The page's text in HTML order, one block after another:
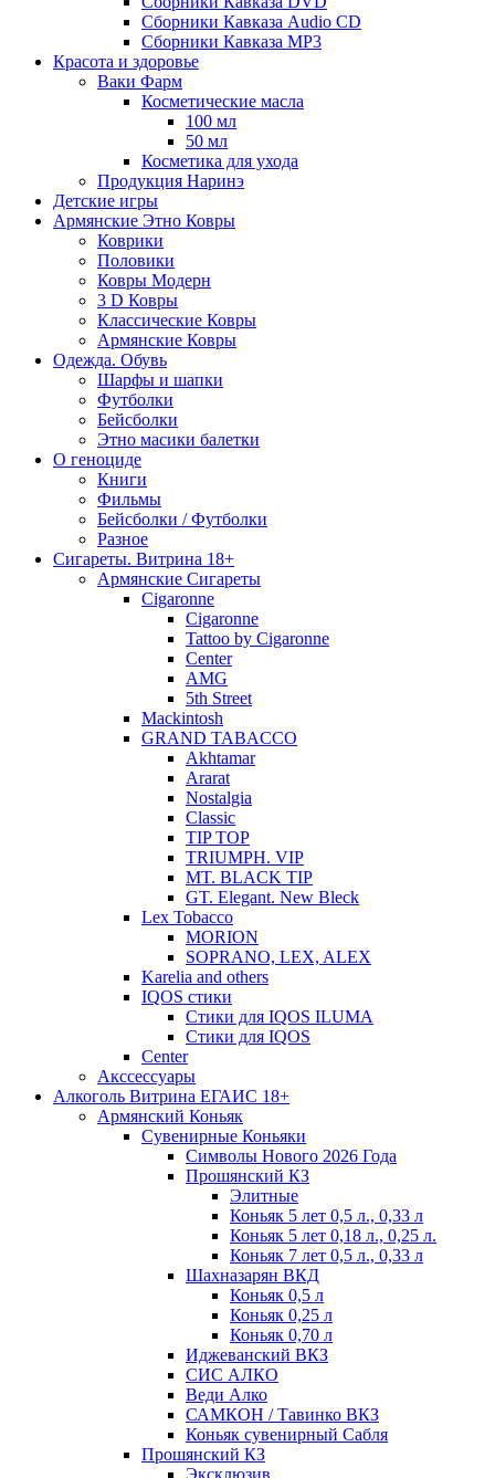
Сборники Кавказа Audio CD
Сборники Кавказа MP3
Красота и здоровье
Ваки Фарм
Косметические масла
100 мл
50 мл
Косметика для ухода
Продукция Наринэ
Детские игры
Армянские Этно Ковры
Коврики
Половики
Ковры Модерн
3 D Ковры
Классические Ковры
Армянские Ковры
Одежда. Обувь
Шарфы и шапки
Футболки
Бейсболки
Этно масики балетки
О геноциде
Книги
Фильмы
Бейсболки / Футболки
Разное
Сигареты. Витрина 18+
Армянские Сигареты
Cigaronne
Cigaronne
Tattoo by Cigaronne
Center
AMG
5th Street
Mackintosh
GRAND TABACCO
Akhtamar
Ararat
Nostalgia
Classic
TIP TOP
TRIUMPH. VIP
MT. BLACK TIP
GT. Elegant. New Bleck
Lex Tobacco
MORION
SOPRANO, LEX, ALEX
Karelia and others
IQOS стики
Стики для IQOS ILUMA
Стики для IQOS
Сenter
Акссессуары
Алкоголь Витрина ЕГАИС 18+
Армянский Коньяк
Сувенирные Коньяки
Символы Нового 2026 Года
Прошянский КЗ
Элитные
Коньяк 5 лет 0,5 л., 0,33 л
Коньяк 5 лет 0,18 л., 0,25 л.
Коньяк 7 лет 0,5 л., 0,33 л
Шахназарян ВКД
Коньяк 0,5 л
Коньяк 0,25 л
Коньяк 0,70 л
Иджеванский ВКЗ
СИС АЛКО
Веди Алко
САМКОН / Тавинко ВКЗ
Коньяк сувенирный Сабля
Прошянский КЗ
Эксклюзив